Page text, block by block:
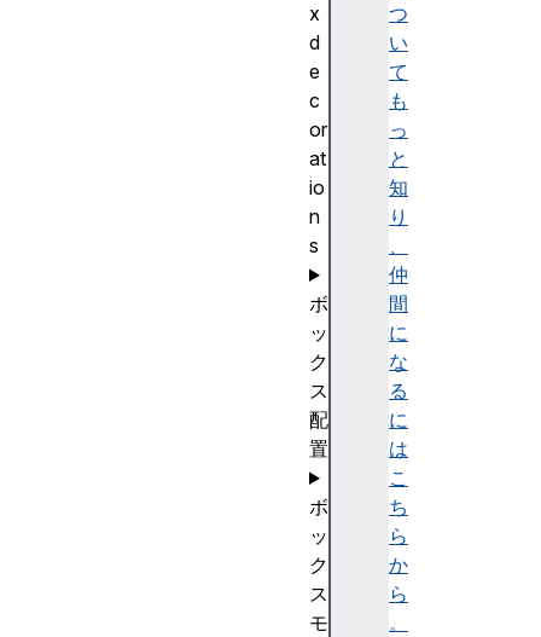
つ
い
て
も
っ
と
知
り
、
仲
間
に
な
る
に
は
こ
ち
ら
か
ら
。
x
d
e
c
or
at
io
n
s
ボ
ッ
ク
ス
配
置
ボ
ッ
ク
ス
モ